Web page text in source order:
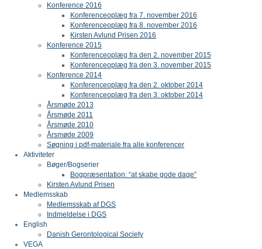
Konference 2016
Konferenceoplæg fra 7. november 2016
Konferenceoplæg fra 8. november 2016
Kirsten Avlund Prisen 2016
Konference 2015
Konferenceoplæg fra den 2. november 2015
Konferenceoplæg fra den 3. november 2015
Konference 2014
Konferenceoplæg fra den 2. oktober 2014
Konferenceoplæg fra den 3. oktober 2014
Årsmøde 2013
Årsmøde 2011
Årsmøde 2010
Årsmøde 2009
Søgning i pdf-materiale fra alle konferencer
Aktiviteter
Bøger/Bogserier
Bogpræsentation: “at skabe gode dage”
Kirsten Avlund Prisen
Medlemsskab
Medlemsskab af DGS
Indmeldelse i DGS
English
Danish Gerontological Society
VEGA